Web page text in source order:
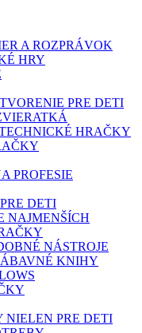
A ROZPRÁVOK
HRY
PRE DETI
HRAČKY
PROFESIE
DETI
NAJMENŠÍCH
NÁSTROJE
KNIHY
NIELEN PRE DETI